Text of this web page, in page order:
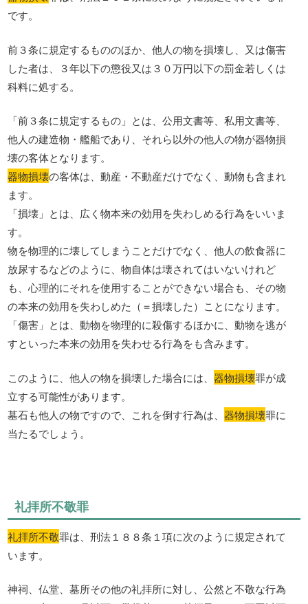
です。
前３条に規定するもののほか、他人の物を損壊し、又は傷害
した者は、３年以下の懲役又は３０万円以下の罰金若しくは
科料に処する。
「前３条に規定するもの」とは、公用文書等、私用文書等、
他人の建造物・艦船であり、それら以外の他人の物が器物損
壊の客体となります。
器物損壊の客体は、動産・不動産だけでなく、動物も含まれ
ます。
「損壊」とは、広く物本来の効用を失わしめる行為をいいま
す。
物を物理的に壊してしまうことだけでなく、他人の飲食器に
放尿するなどのように、物自体は壊されてはいないけれど
も、心理的にそれを使用することができない場合も、その物
の本来の効用を失わしめた（＝損壊した）ことになります。
「傷害」とは、動物を物理的に殺傷するほかに、動物を逃が
すといった本来の効用を失わせる行為をも含みます。
このように、他人の物を損壊した場合には、器物損壊罪が成
立する可能性があります。
墓石も他人の物ですので、これを倒す行為は、器物損壊罪に
当たるでしょう。
礼拝所不敬罪
礼拝所不敬罪は、刑法１８８条１項に次のように規定されて
います。
神祠、仏堂、墓所その他の礼拝所に対し、公然と不敬な行為